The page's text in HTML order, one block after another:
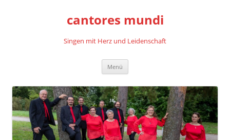
cantores mundi
Singen mit Herz und Leidenschaft
Menü